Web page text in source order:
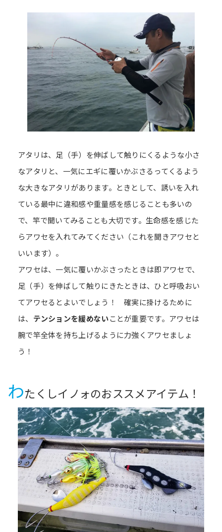
アタリは、足（手）を伸ばして触りにくるような小さ
なアタリと、一気にエギに覆いかぶさるってくるよう
な大きなアタリがあります。ときとして、誘いを入れ
ている最中に違和感や重量感を感じることも多いの
で、竿で聞いてみることも大切です。生命感を感じた
らアワセを入れてみてください（これを聞きアワセと
いいます）。
アワセは、一気に覆いかぶさったときは即アワセで、
足（手）を伸ばして触りにきたときは、ひと呼吸おい
てアワセるとよいでしょう！ 確実に掛けるために
は、 テンションを緩めないことが重要です。アワセは
腕で竿全体を持ち上げるように力強くアワセましょ
う！
わたくしイノォのおススメアイテム！